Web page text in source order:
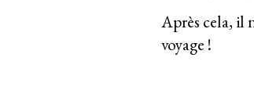
Après cela, il
voyage !